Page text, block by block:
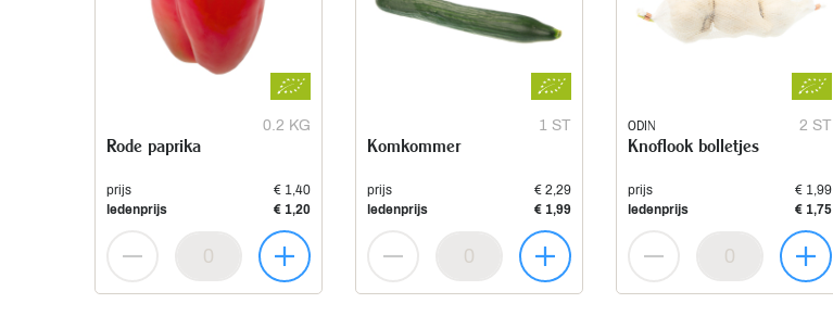
0.2 KG
Rode paprika
prijs
€ 1,40
ledenprijs
€ 1,20
1 ST
Komkommer
prijs
€ 2,29
ledenprijs
€ 1,99
ODIN 2 ST
Knoflook bolletjes
prijs
€ 1,99
ledenprijs
€ 1,75